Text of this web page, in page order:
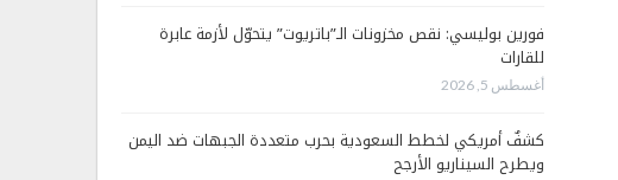
فورين بوليسي: نقص مخزونات الـ”باتريوت” يتحوّل لأزمة عابرة
للقارات
أغسطس 5, 2026
كشفٌ أمريكي لخطط السعودية بحرب متعددة الجبهات ضد اليمن
ويطرح السيناريو الأرجح